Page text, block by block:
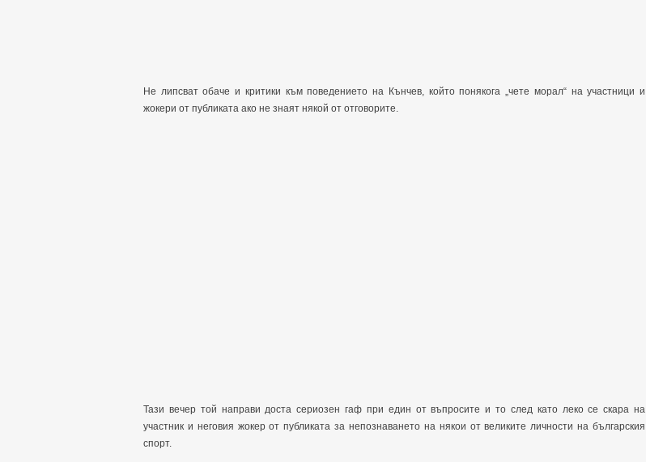
Не липсват обаче и критики към поведението на Кънчев, който понякога „чете морал“ на участници и
жокери от публиката ако не знаят някой от отговорите.
Тази вечер той направи доста сериозен гаф при един от въпросите и то след като леко се скара на
участник и неговия жокер от публиката за непознаването на някои от великите личности на българския
спорт.